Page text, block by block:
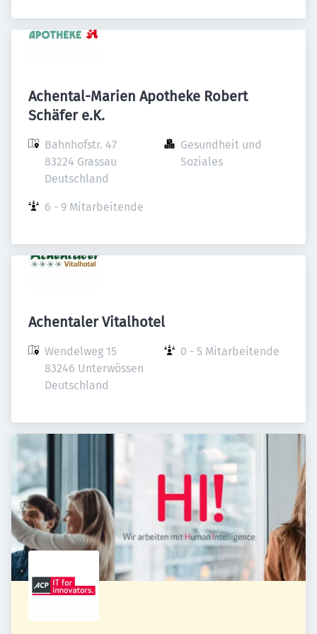
Achental-Marien Apotheke Robert
Schäfer e.K.
Bahnhofstr. 47
83224 Grassau
Deutschland
Gesundheit und
Soziales
6 - 9 Mitarbeitende
Achentaler Vitalhotel
Wendelweg 15
83246 Unterwössen
Deutschland
0 - 5 Mitarbeitende